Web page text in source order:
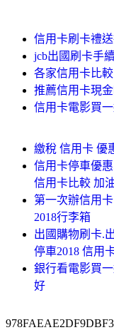
信用卡刷卡禮
jcb出國刷卡手
各家信用卡比較
推薦信用卡現
信用卡電影買
繳稅 信用卡 優
信用卡停車優
信用卡比較 加
第一次辦信用
2018行李箱
出國購物刷卡.
停車2018 信用
銀行看電影買
好
978FAEAE2DF9DBF3